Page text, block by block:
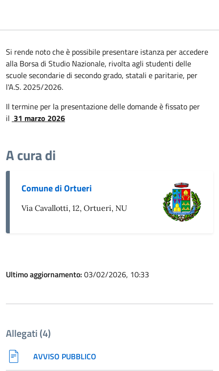
Si rende noto che è possibile presentare istanza per accedere
alla Borsa di Studio Nazionale, rivolta agli studenti delle
scuole secondarie di secondo grado, statali e paritarie, per
l'A.S. 2025/2026.
Il termine per la presentazione delle domande è fissato per
il 31 marzo 2026
A cura di
Comune di Ortueri
Via Cavallotti, 12, Ortueri, NU
Ultimo aggiornamento: 03/02/2026, 10:33
Allegati (4)
AVVISO PUBBLICO